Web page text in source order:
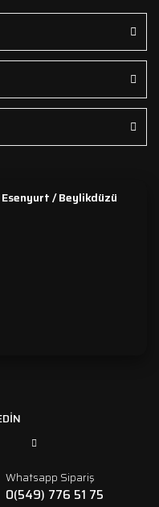
/ Beylikdüzü
Whatsapp Sipariş
0(549) 776 51 75